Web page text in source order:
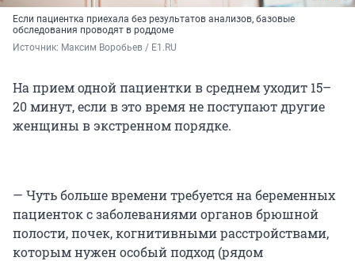
Если пациентка приехала без результатов анализов, базовые
обследования проводят в роддоме
Источник: Максим Воробьев / E1.RU
На прием одной пациентки в среднем уходит 15–
20 минут, если в это время не поступают другие
женщины в экстренном порядке.
— Чуть больше времени требуется на беременных
пациенток с заболеваниями органов брюшной
полости, почек, когнитивными расстройствами,
которым нужен особый подход (рядом